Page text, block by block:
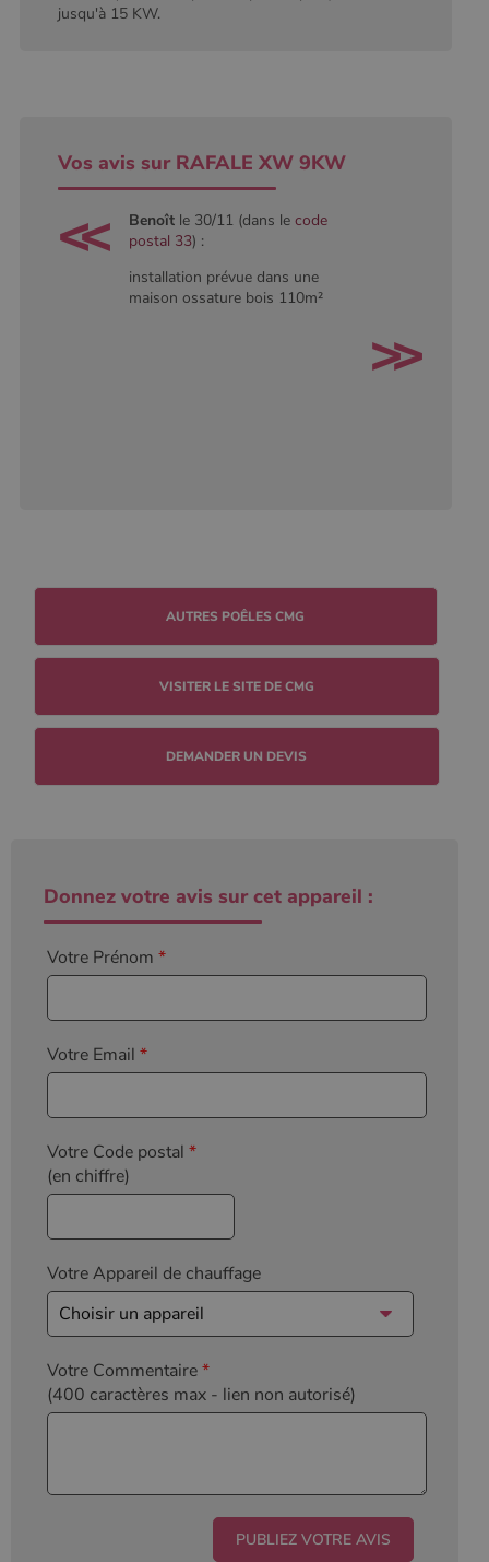
jusqu'à 15 KW.
Vos avis sur RAFALE XW 9KW
Benoît le 30/11 (dans lecode
postal 33) :
installation prévue dans une
maison ossature bois 110m²
VISITER LE SITE DE CMG
DEMANDER UN DEVIS
Donnez votre avis sur cet appareil :
Votre Prénom *
Votre Email *
Votre Code postal *
(en chiffre)
Votre Appareil de chauffage
Votre Commentaire*
(400 caractères max - lien non autorisé)